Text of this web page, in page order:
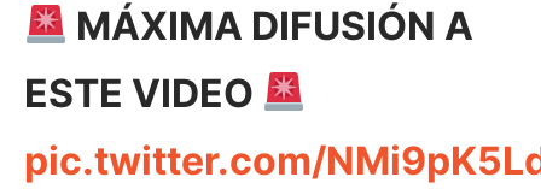
MÁXIMA DIFUSIÓN A
ESTE VIDEO
pic.twitter.com/